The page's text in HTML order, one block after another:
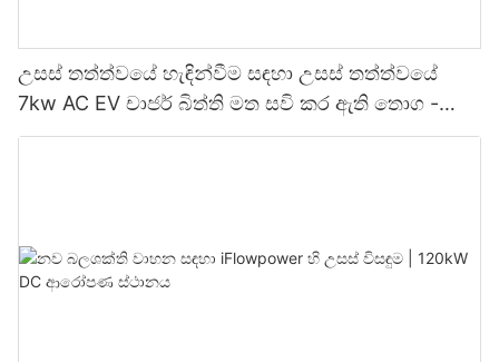
උසස් තත්ත්වයේ හැඳින්වීම සඳහා උසස් තත්ත්වයේ
7kw AC EV චාජර් බිත්ති මත සවි කර ඇති තොග -
iFlowpower